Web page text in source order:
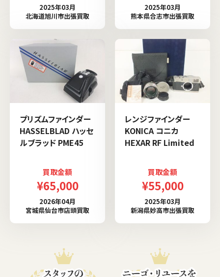
2025年03月
北海道旭川市出張買取
2025年03月
熊本県合志市出張買取
プリズムファインダー
HASSELBLAD ハッセ
ルブラッド PME45
買取金額
¥65,000
2026年04月
宮城県仙台市店頭買取
レンジファインダー
KONICA コニカ
HEXAR RF Limited
買取金額
¥55,000
2025年03月
新潟県妙高市出張買取